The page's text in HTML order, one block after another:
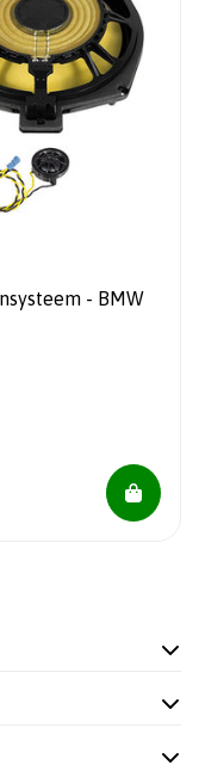
- BMW